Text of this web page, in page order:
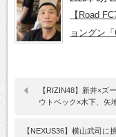
【Road
ョングン
【RIZIN48】新井×ズ
ウトベック×木下、矢
【NEXUS36】横山武司